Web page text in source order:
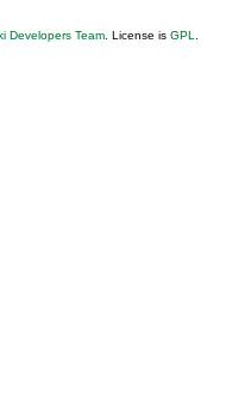
Developers Team. License is GPL